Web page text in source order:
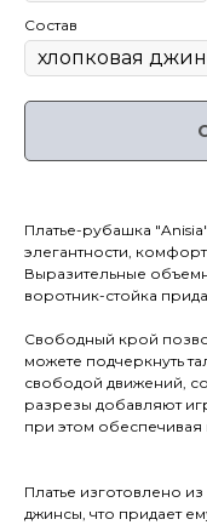
Состав
Платье-рубашка
элегантности,
Выразительные
воротник-стойка
Свободный крой
можете подчеркнуть
свободой движений,
разрезы добавляют
при этом
Платье изготовлено
джинсы, что придает